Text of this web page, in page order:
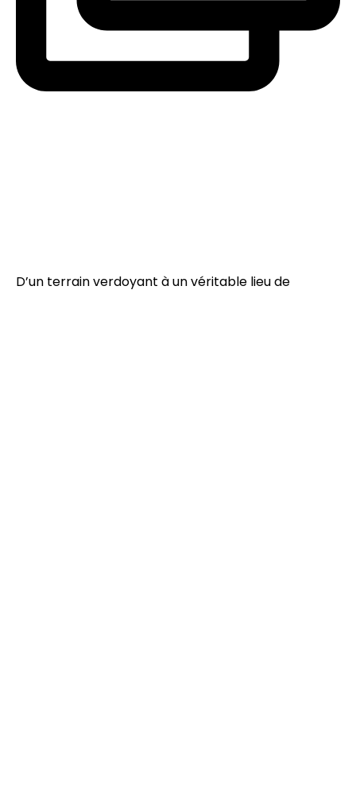
D’un terrain verdoyant à un véritable lieu de